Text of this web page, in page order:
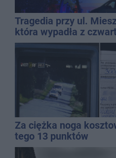
Tragedia przy ul.
która wypadła z
Za ciężka noga
tego 13 punktów